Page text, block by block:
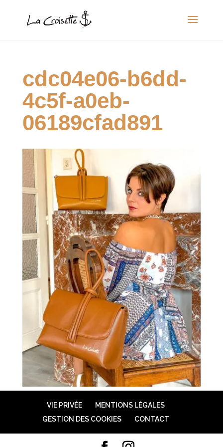
cdc04e06-b6dd-
4c5f-a0eb-
06189cfad891
VIE PRIVÉE
MENTIONS LÉGALES
GESTION DES COOKIES
CONTACT